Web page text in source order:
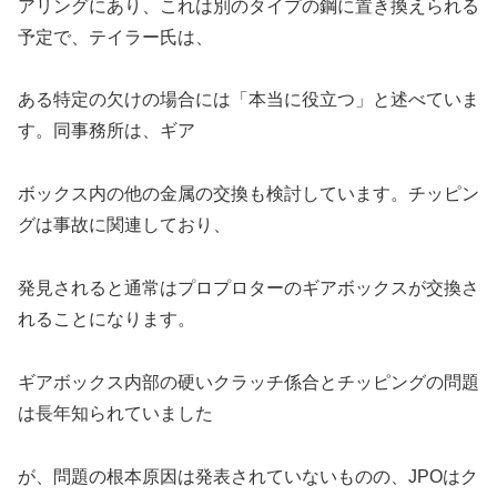
アリングにあり、これは別のタイプの鋼に置き換えられる
予定で、テイラー氏は、
ある特定の欠けの場合には「本当に役立つ」と述べていま
す。同事務所は、ギア
ボックス内の他の金属の交換も検討しています。チッピン
グは事故に関連しており、
発見されると通常はプロプロターのギアボックスが交換さ
れることになります。
ギアボックス内部の硬いクラッチ係合とチッピングの問題
は長年知られていました
が、問題の根本原因は発表されていないものの、JPOはク